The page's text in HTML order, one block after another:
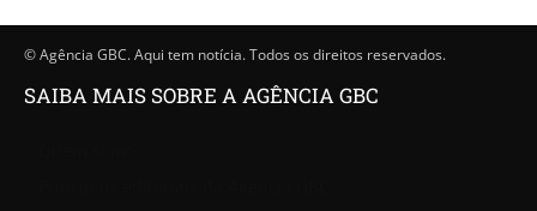
© Agência GBC. Aqui tem notícia. Todos os direitos reservados.
SAIBA MAIS SOBRE A AGÊNCIA GBC